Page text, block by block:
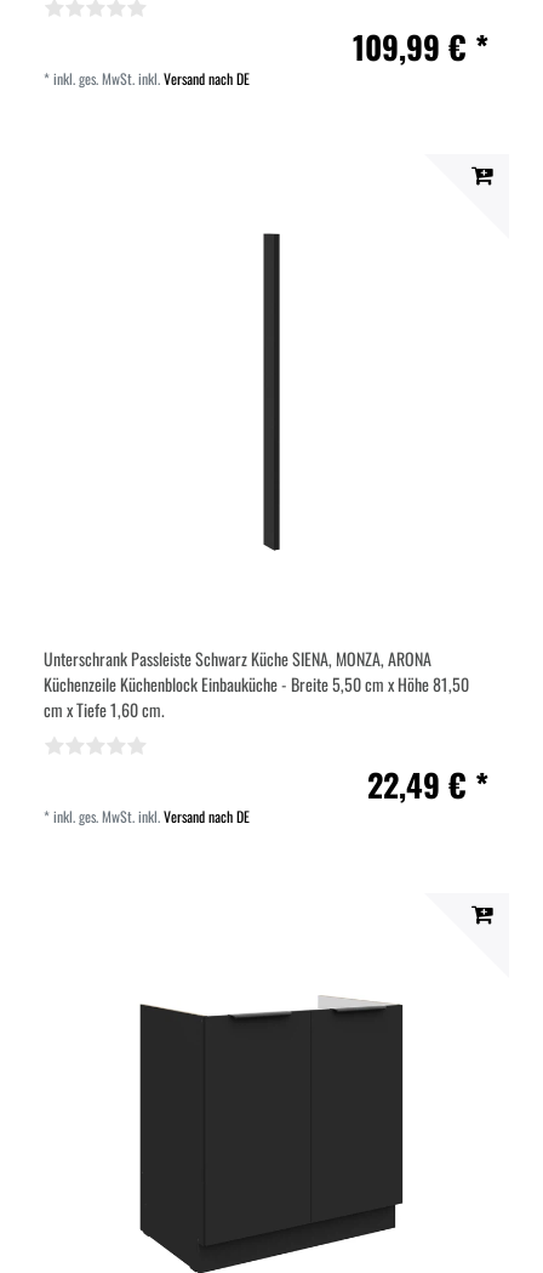
109,99 € *
*inkl. ges. MwSt.inkl.Versand nach DE
Unterschrank Passleiste Schwarz Küche SIENA, MONZA, ARONA
Küchenzeile Küchenblock Einbauküche - Breite 5,50 cm x Höhe 81,50
cm x Tiefe 1,60 cm.
22,49 € *
*inkl. ges. MwSt.inkl.Versand nach DE